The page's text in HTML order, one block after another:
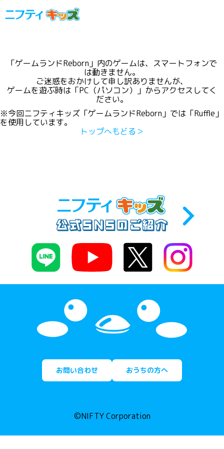
「ゲームランドReborn」内のゲームは、スマートフォンで
は動きません。
ご迷惑をおかけして申し訳ありませんが、
ゲームを遊ぶ時は「PC（パソコン）」からアクセスしてく
ださい。
※今回ニフティキッズ「ゲームランドReborn」では「Ruffle」
を使用しています。
トップへもどる＞
お問い合わせ おうちの方へ
©NIFTY Corporation